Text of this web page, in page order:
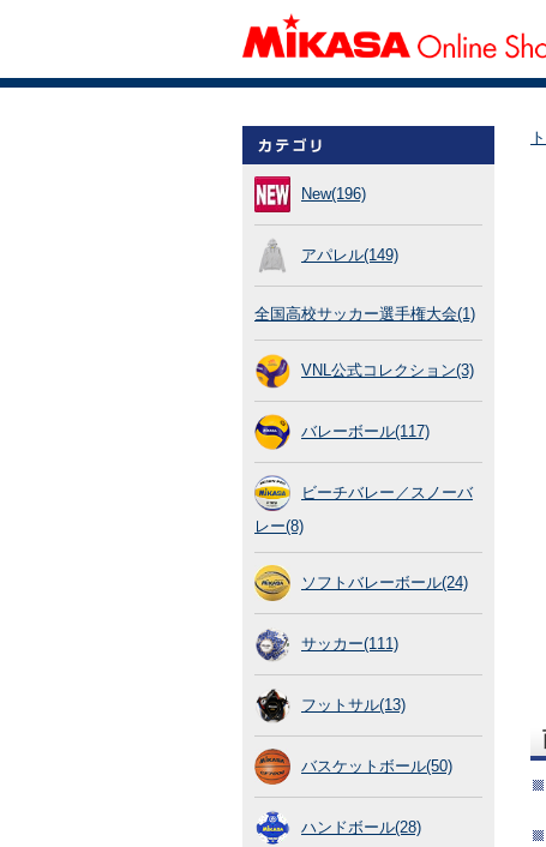
New(196)
アパレル(149)
全国高校サッカー選手権大会(1)
VNL公式コレクション(3)
バレーボール(117)
ビーチバレー／スノーバ
レー(8)
ソフトバレーボール(24)
サッカー(111)
フットサル(13)
バスケットボール(50)
ハンドボール(28)